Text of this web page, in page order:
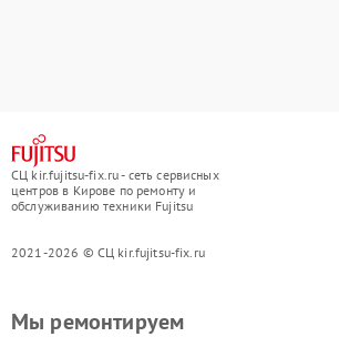
СЦ kir.fujitsu-fix.ru - сеть сервисных
центров в Кирове по ремонту и
обслуживанию техники Fujitsu
2021-2026 © СЦ kir.fujitsu-fix.ru
Мы ремонтируем